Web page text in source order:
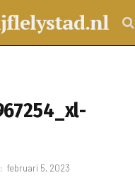
februari 5, 2023